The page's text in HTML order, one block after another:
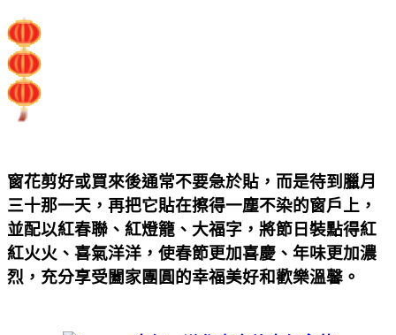
窗花剪好或買來後通常不要急於貼，而是待到臘月
三十那一天，再把它貼在擦得一塵不染的窗戶上，
並配以紅春聯、紅燈籠、大福字，將節日裝點得紅
紅火火、喜氣洋洋，使春節更加喜慶、年味更加濃
烈，充分享受闔家團圓的幸福美好和歡樂溫馨。